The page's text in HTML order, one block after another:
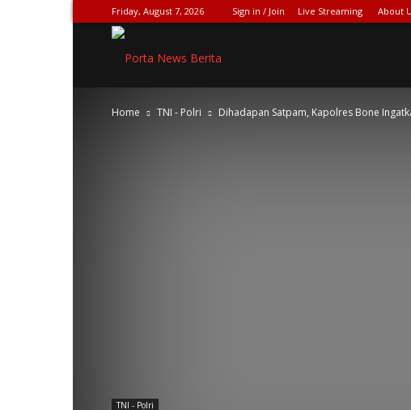
Friday, August 7, 2026 Sign in / Join Live Streaming About
NEWS[DOT]COM
Home TNI - Polri Dihadapan Satpam, Kapolres Bone
TNI - Polri